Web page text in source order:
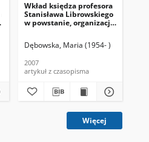
Wkład księdza profesora
Stanisława Librowskiego
w powstanie, organizację
Archiwów, Bibliotek i
Dębowska, Maria (1954- )
2007
artykuł z czasopisma
Więcej